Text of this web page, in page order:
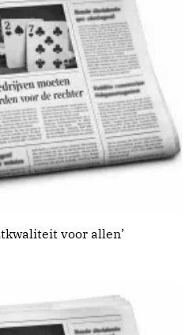
voor allen’